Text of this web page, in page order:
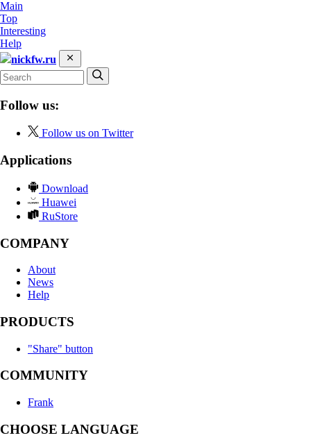
Main
Top
Interesting
Help
nickfw.ru
Follow us:
Follow us on Twitter
Applications
Download
Huawei
RuStore
COMPANY
About
News
Help
PRODUCTS
"Share" button
COMMUNITY
Frank
CHOOSE LANGUAGE